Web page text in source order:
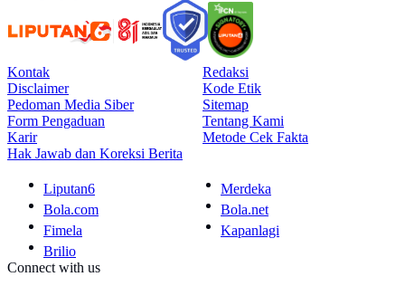
Kontak
Redaksi
Disclaimer
Kode Etik
Pedoman Media Siber
Sitemap
Form Pengaduan
Tentang Kami
Karir
Metode Cek Fakta
Hak Jawab dan Koreksi Berita
Liputan6
Merdeka
Bola.com
Bola.net
Fimela
Kapanlagi
Brilio
Connect with us